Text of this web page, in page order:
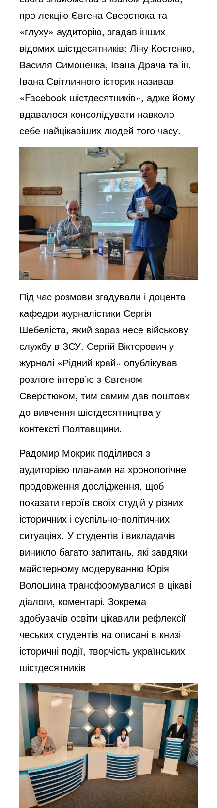
про лекцію Євгена Сверстюка та
«глуху» аудиторію, згадав інших
відомих шістдесятників: Ліну Костенко,
Василя Симоненка, Івана Драча та ін.
Івана Світличного історик називав
«Facebook шістдесятників», адже йому
вдавалося консолідувати навколо
себе найцікавіших людей того часу.
Під час розмови згадували і доцента
кафедри журналістики Сергія
Шебеліста, який зараз несе військову
службу в ЗСУ. Сергій Вікторович у
журналі «Рідний край» опублікував
розлоге інтерв’ю з Євгеном
Сверстюком, тим самим дав поштовх
до вивчення шістдесятництва у
контексті Полтавщини.
Радомир Мокрик поділився з
аудиторією планами на хронологічне
продовження дослідження, щоб
показати героїв своїх студій у різних
історичних і суспільно-політичних
ситуаціях. У студентів і викладачів
виникло багато запитань, які завдяки
майстерному модеруванню Юрія
Волошина трансформувалися в цікаві
діалоги, коментарі. Зокрема
здобувачів освіти цікавили рефлексії
чеських студентів на описані в книзі
історичні події, творчість українських
шістдесятників